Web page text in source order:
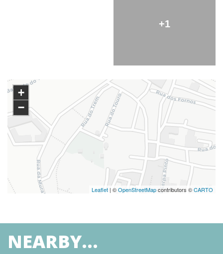
+1
+
−
Leaflet | ©OpenStreetMapcontributors ©CARTO
NEARBY...